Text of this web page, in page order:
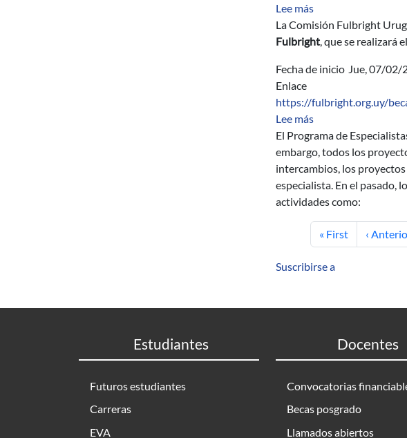
Lee mássobre Charla
La Comisión Fulbright
Fulbright, que se realizará el
Fecha de inicio Jue, 07/02/
Enlace
https://fulbright.org.uy/
Lee mássobre Programa de
El Programa de
embargo, todos los
intercambios, los
especialista. En el pasado,
actividades como:
Primera página
« First Página
‹
Suscribirse a
Estudiantes
Futuros estudiantes
Carreras
EVA
Docentes
Convocatorias
Becas posgrado
Llamados abiertos